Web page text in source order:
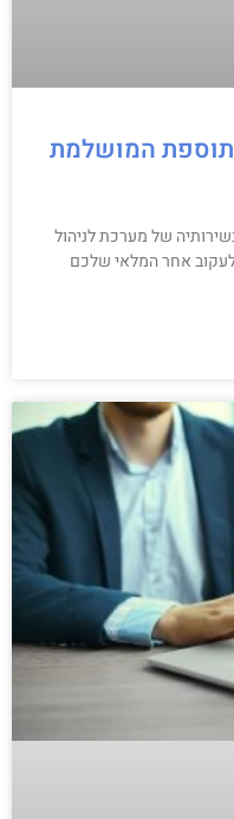
המושלמת
של מערכת לניהול
לעקוב אחר המלאי שלכם